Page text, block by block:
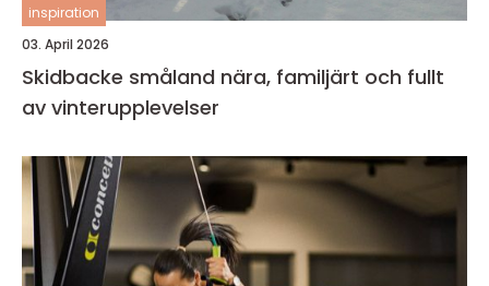
inspiration
03. April 2026
Skidbacke småland nära, familjärt och fullt
av vinterupplevelser